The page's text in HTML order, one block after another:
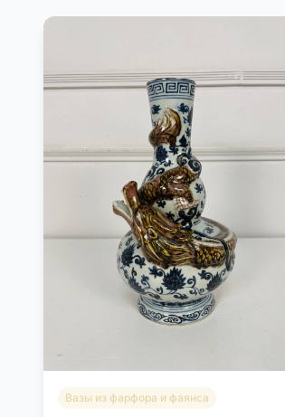
Вазы из фарфора и фаянса